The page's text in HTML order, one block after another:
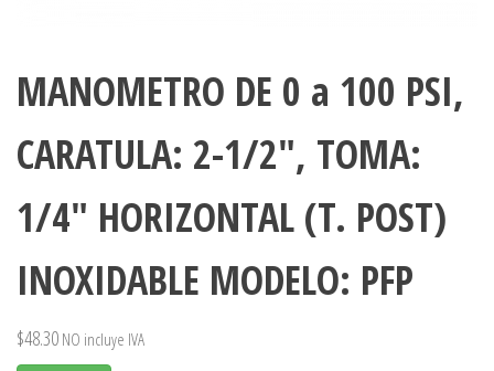
MANOMETRO DE 0 a 100 PSI,
CARATULA: 2-1/2″, TOMA:
1/4″ HORIZONTAL (T. POST)
INOXIDABLE MODELO: PFP
$48.30 NO incluye IVA